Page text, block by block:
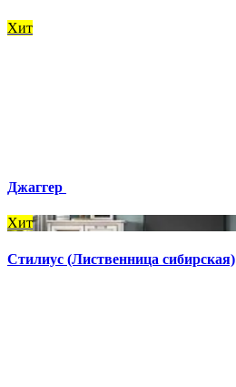
Хит
Джаггер
Хит
Стилиус (Лиственница сибирская)